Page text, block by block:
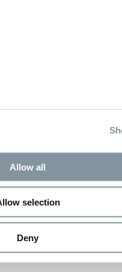
Allow all
selection
Deny
GreenTech groot